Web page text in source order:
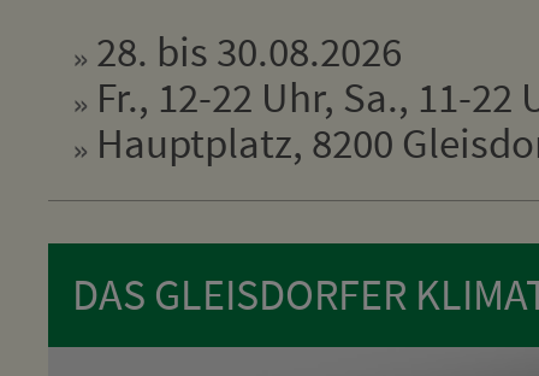
28. bis 30.08.2026
Fr., 12-22 Uhr, Sa., 11-22
Hauptplatz, 8200
DAS GLEISDORFER